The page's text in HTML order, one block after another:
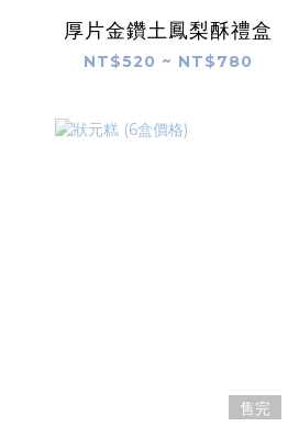
厚片金鑽土鳳梨酥禮盒
NT$520 ~ NT$780
售完